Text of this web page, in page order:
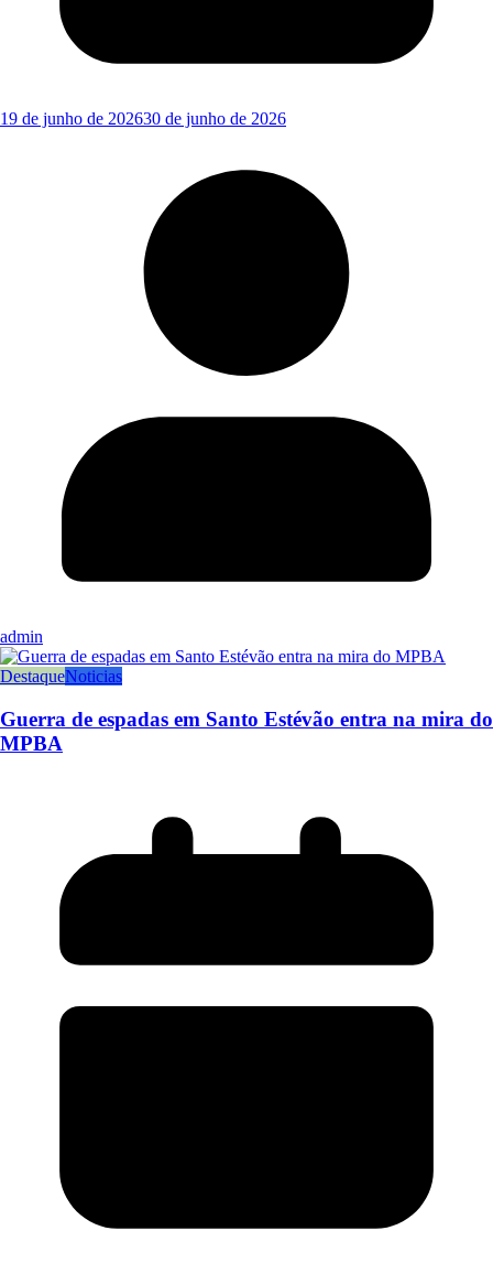
19 de junho de 202630 de junho de 2026
admin
DestaqueNoticias
Guerra de espadas em Santo Estévão entra na mira do
MPBA